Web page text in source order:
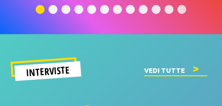
significato
del singolo
INTERVISTE VEDI TUTTE